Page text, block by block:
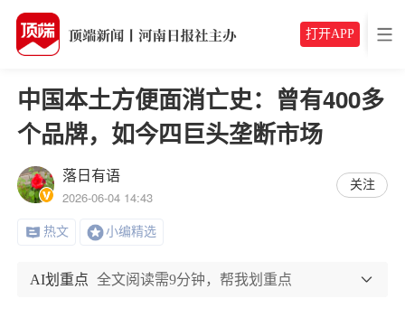
打开APP
中国本土方便面消亡史：曾有400多
个品牌，如今四巨头垄断市场
落日有语
2026-06-04 14:43
关注
热文 小编精选
AI划重点 全文阅读需9分钟，帮我划重点